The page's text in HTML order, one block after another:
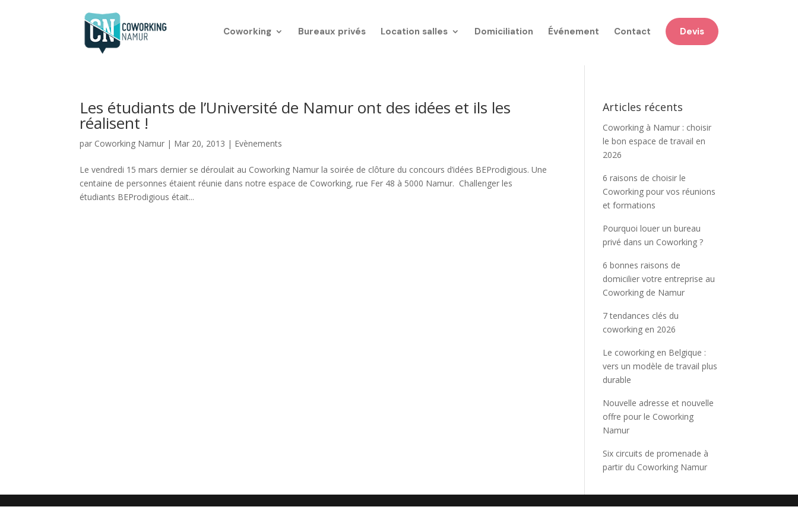
Coworking Bureaux privés Location salles Domiciliation Événement Contact Devis
Les étudiants de l’Université de Namur ont des idées et ils les
réalisent !
par Coworking Namur | Mar 20, 2013 | Evènements
Le vendredi 15 mars dernier se déroulait au Coworking Namur la soirée de clôture du concours d’idées BEProdigious. Une
centaine de personnes étaient réunie dans notre espace de Coworking, rue Fer 48 à 5000 Namur. Challenger les
étudiants BEProdigious était...
Articles récents
Coworking à Namur : choisir
le bon espace de travail en
2026
6 raisons de choisir le
Coworking pour vos réunions
et formations
Pourquoi louer un bureau
privé dans un Coworking ?
6 bonnes raisons de
domicilier votre entreprise au
Coworking de Namur
7 tendances clés du
coworking en 2026
Le coworking en Belgique :
vers un modèle de travail plus
durable
Nouvelle adresse et nouvelle
offre pour le Coworking
Namur
Six circuits de promenade à
partir du Coworking Namur